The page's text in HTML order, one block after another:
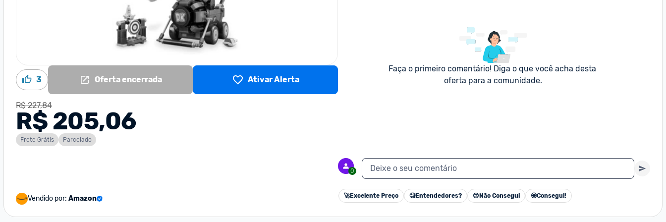
3 Oferta encerrada Ativar Alerta
R$ 227,84
R$ 205,06
Frete Grátis Parcelado
Vendido por: Amazon
Faça o primeiro comentário! Diga o que você acha desta
oferta para a comunidade.
0 Deixe o seu comentário
🚀Excelente Preço 🧐Entendedores? 😢 Não Consegui 🤩Consegui!